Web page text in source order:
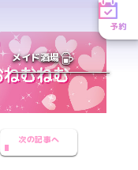
予約
メイド酒場
次の記事へ